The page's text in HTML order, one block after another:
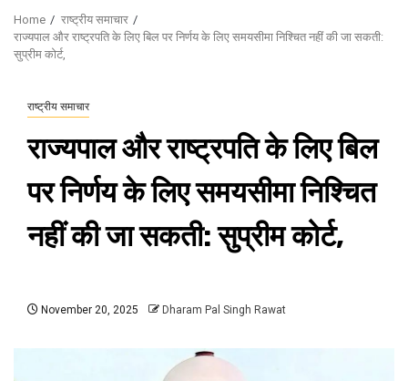
Home
राष्ट्रीय समाचार
राज्यपाल और राष्ट्रपति के लिए बिल पर निर्णय के लिए समयसीमा निश्चित नहीं की जा सकती:
सुप्रीम कोर्ट,
राष्ट्रीय समाचार
राज्यपाल और राष्ट्रपति के लिए बिल
पर निर्णय के लिए समयसीमा निश्चित
नहीं की जा सकती: सुप्रीम कोर्ट,
November 20, 2025 Dharam Pal Singh Rawat